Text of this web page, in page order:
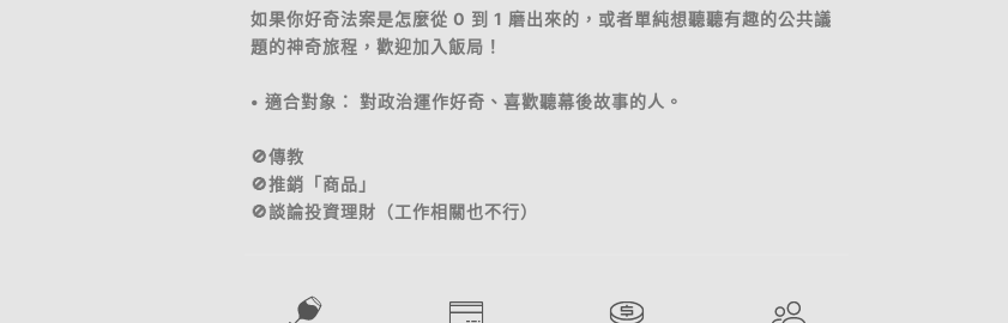
如果你好奇法案是怎麼從 0 到 1 磨出來的，或者單純想聽聽有趣的公共議
題的神奇旅程，歡迎加入飯局！
• 適合對象： 對政治運作好奇、喜歡聽幕後故事的人。
🚫傳教
🚫推銷「商品」
🚫談論投資理財（工作相關也不行）